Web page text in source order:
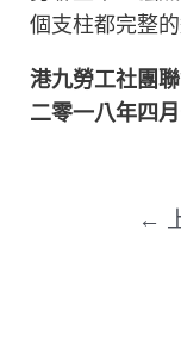
個支柱都完整
港九勞工社團
二零一八年四
←